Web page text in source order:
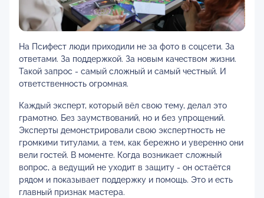
На Псифест люди приходили не за фото в соцсети. За
ответами. За поддержкой. За новым качеством жизни.
Такой запрос - самый сложный и самый честный. И
ответственность огромная.
Каждый эксперт, который вёл свою тему, делал это
грамотно. Без заумствований, но и без упрощений.
Эксперты демонстрировали свою экспертность не
громкими титулами, а тем, как бережно и уверенно они
вели гостей. В моменте. Когда возникает сложный
вопрос, а ведущий не уходит в защиту - он остаётся
рядом и показывает поддержку и помощь. Это и есть
главный признак мастера.